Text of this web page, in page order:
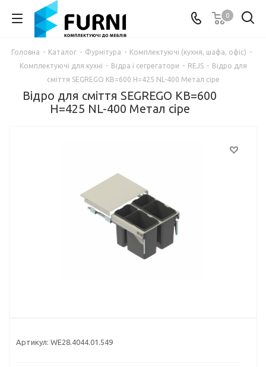
0
Головна - Каталог - Фурнітура - Комплектуючі (кухня, шафа, офіс) -
Комплектуючі для кухні - Відра і сегрегатори - REJS - Відро для
сміття SEGREGO KB=600 H=425 NL-400 Метал сіре
Відро для сміття SEGREGO KB=600
H=425 NL-400 Метал сіре
Артикул: WE28.4044.01.549